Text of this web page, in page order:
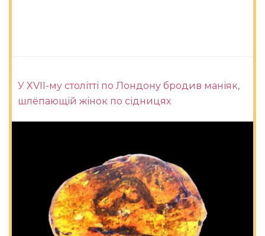
У XVII-му столітті по Лондону бродив маніяк,
шлёпающій жінок по сідницях